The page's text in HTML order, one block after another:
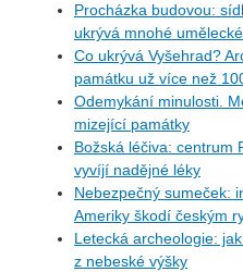
Procházka budovou:
ukrývá mnohé
Co ukrývá Vyšehrad?
památku už více než
Odemykání minulosti.
mizející památky
Božská léčiva: centrum
vyvíjí nadějné léky
Nebezpečný sumeček:
Ameriky škodí českým
Letecká archeologie:
z nebeské výšky